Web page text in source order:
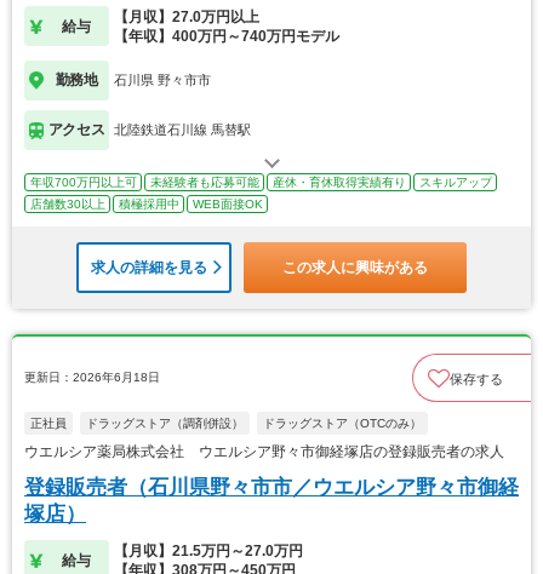
給与
【月収】27.0万円以上
【年収】400万円～740万円モデル
勤務地 石川県 野々市市
アクセス 北陸鉄道石川線 馬替駅
年収700万円以上可 未経験者も応募可能 産休・育休取得実績有り
スキルアップ
店舗数30以上
積極採用中 WEB面接OK
求人の詳細を見る この求人に興味がある
更新日：2026年6月18日 保存する
正社員 ドラッグストア（調剤併設） ドラッグストア（OTCのみ）
ウエルシア薬局株式会社 ウエルシア野々市御経塚店の登録販売者の求人
登録販売者（石川県野々市市／ウエルシア野々市御経
塚店）
給与
【月収】21.5万円～27.0万円
【年収】308万円～450万円